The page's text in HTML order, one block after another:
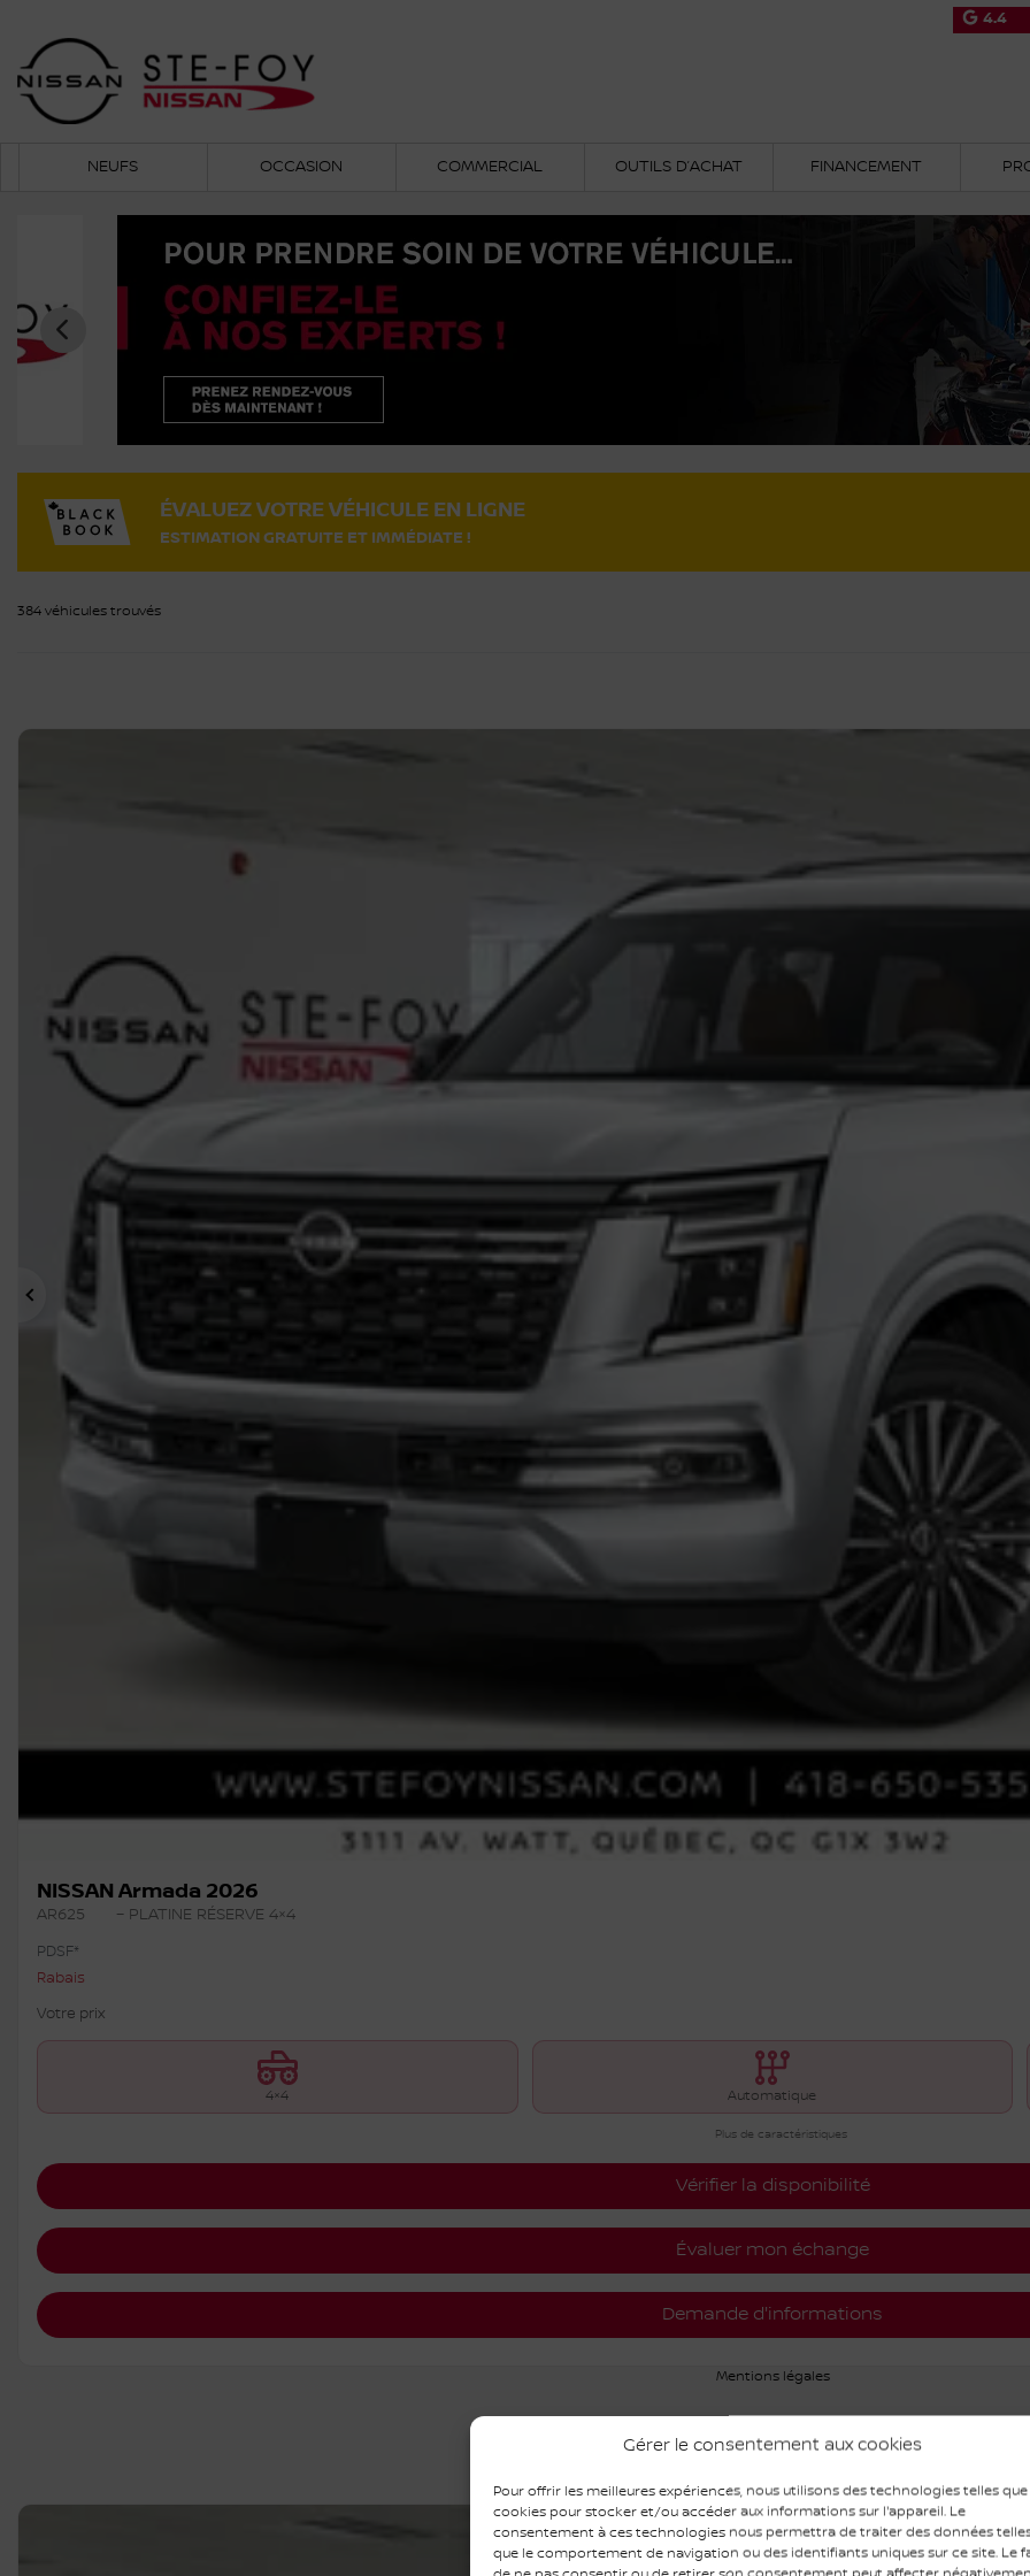
Gérer le consentement aux cookies
Pour offrir les meilleures expériences, nous utilisons des technologies telles que
cookies pour stocker et/ou accéder aux informations sur l'appareil. Le
consentement à ces technologies nous permettra de traiter des données
que le comportement de navigation ou des identifiants uniques sur ce site. Le
4.4
NEUFS OCCASION COMMERCIAL OUTILS D’ACHAT FINANCEMENT
ÉVALUEZ VOTRE VÉHICULE EN LIGNE
ESTIMATION GRATUITE ET IMMÉDIATE !
384 véhicules trouvés
Précédent
NISSAN Armada 2026
AR625
– PLATINE RÉSERVE 4×4
PDSF*
Rabais
Votre prix
4×4 Automatique
Plus de caractéristiques
Vérifier la disponibilité
Évaluer mon échange
Demande d'informations
Mentions légales